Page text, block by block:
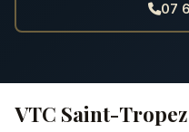
07
VTC Saint-